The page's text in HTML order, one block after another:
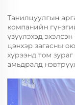
Танилцуулгын
компанийн
үзүүлэхэд
цэнхэр загасны
хүрээнд том
амьдралд